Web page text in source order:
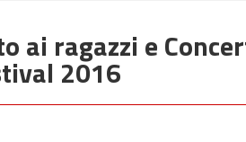
ai ragazzi e
2016